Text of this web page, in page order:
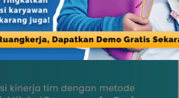
kepercayaan diri tim Anda melalui
Kerja. Daftar sekarang!